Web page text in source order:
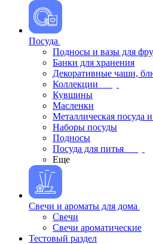
Посуда
Подносы и вазы для
Банки для хранения
Декоративные чаши,
Коллекции
Кувшины
Масленки
Металлическая посуда
Наборы посуды
Подносы
Посуда для питья
Еще
Свечи и ароматы для дома
Свечи
Свечи ароматические
Тестовый раздел